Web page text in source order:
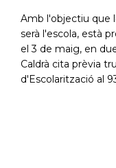
Amb l'objectiu que
serà l'escola, està
el 3 de maig, en
Caldrà cita prèvia
d'Escolarització al